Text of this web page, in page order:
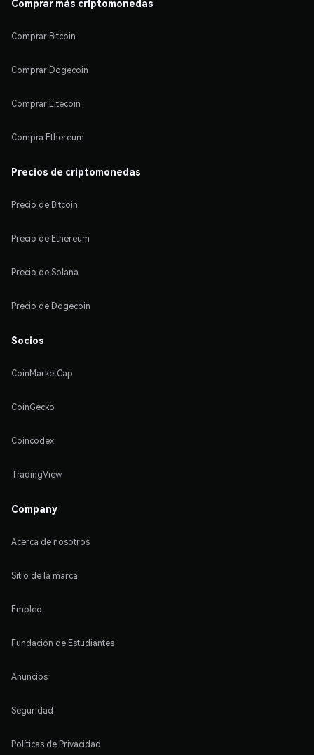
Comprar Bitcoin
Comprar Dogecoin
Comprar Litecoin
Compra Ethereum
Precios de criptomonedas
Precio de Bitcoin
Precio de Ethereum
Precio de Solana
Precio de Dogecoin
Socios
CoinMarketCap
CoinGecko
Coincodex
TradingView
Company
Acerca de nosotros
Sitio de la marca
Empleo
Fundación de Estudiantes
Anuncios
Seguridad
Políticas de Privacidad